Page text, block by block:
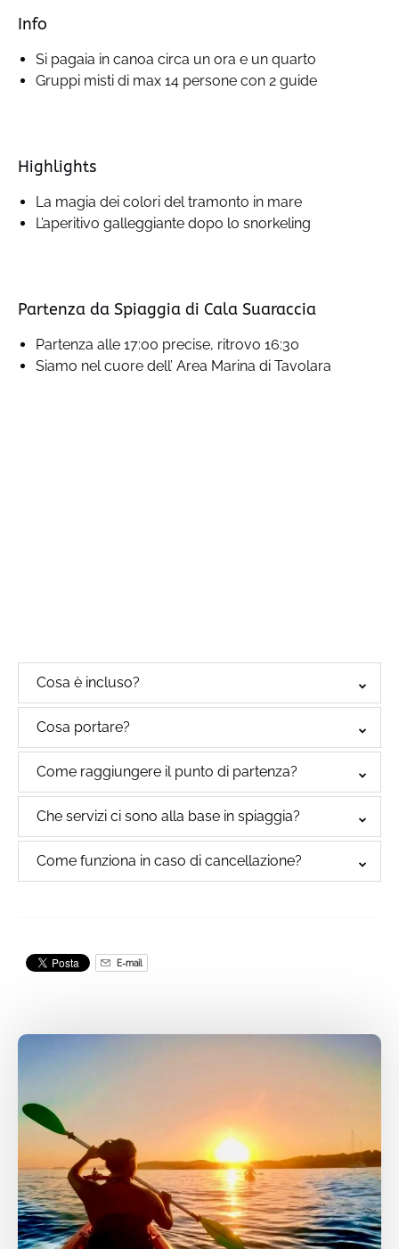
Info
Si pagaia in canoa circa un ora e un quarto
Gruppi misti di max 14 persone con 2 guide
Highlights
La magia dei colori del tramonto in mare
L’aperitivo galleggiante dopo lo snorkeling
Partenza da Spiaggia di Cala Suaraccia
Partenza alle 17:00 precise, ritrovo 16:30
Siamo nel cuore dell’ Area Marina di Tavolara
Cosa è incluso?
Cosa portare?
Come raggiungere il punto di partenza?
Che servizi ci sono alla base in spiaggia?
Come funziona in caso di cancellazione?
E-mail